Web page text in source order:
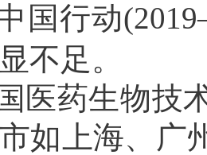
中国行动
不足。
医药生物技
如上海、广